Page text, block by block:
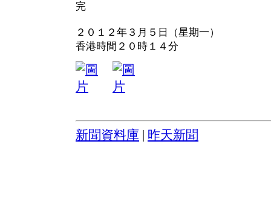
完
２０１２年３月５日（星期一）
香港時間２０時１４分
新聞資料庫 昨天新聞